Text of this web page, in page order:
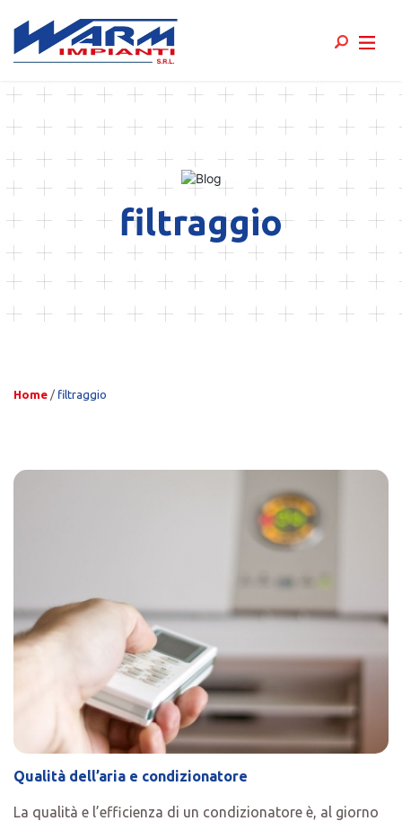
Skip
content
filtraggio
Home / filtraggio
Qualità dell’aria e condizionatore
La qualità e l’efficienza di un condizionatore è, al giorno